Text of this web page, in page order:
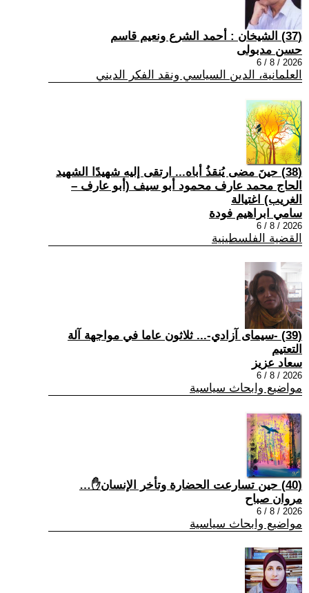
(37) الشيخان : أحمد الشرع ونعيم قاسم
حسن مدبولى
2026 / 8 / 6
العلمانية، الدين السياسي ونقد الفكر الديني
(38) حينَ مضى يُنقذُ أباه... ارتقى إليه شهيدًا الشهيد
الحاج محمد عارف محمود أبو سيف (أبو عارف –
الغريب) اغتيالة
سامي ابراهيم فودة
2026 / 8 / 6
القضية الفلسطينية
(39) -سيمای آزادي-... ثلاثون عاما في مواجهة آلة
التعتيم
سعاد عزيز
2026 / 8 / 6
مواضيع وابحاث سياسية
(40) حين تسارعت الحضارة وتأخر الإنسان✋…
مروان صباح
2026 / 8 / 6
مواضيع وابحاث سياسية